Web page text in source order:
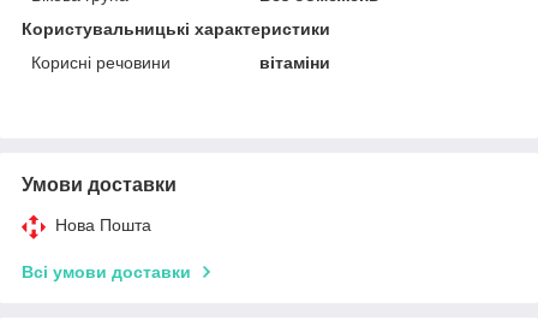
Користувальницькі характеристики
Корисні речовини
вітаміни
Умови доставки
Нова Пошта
Всі умови доставки